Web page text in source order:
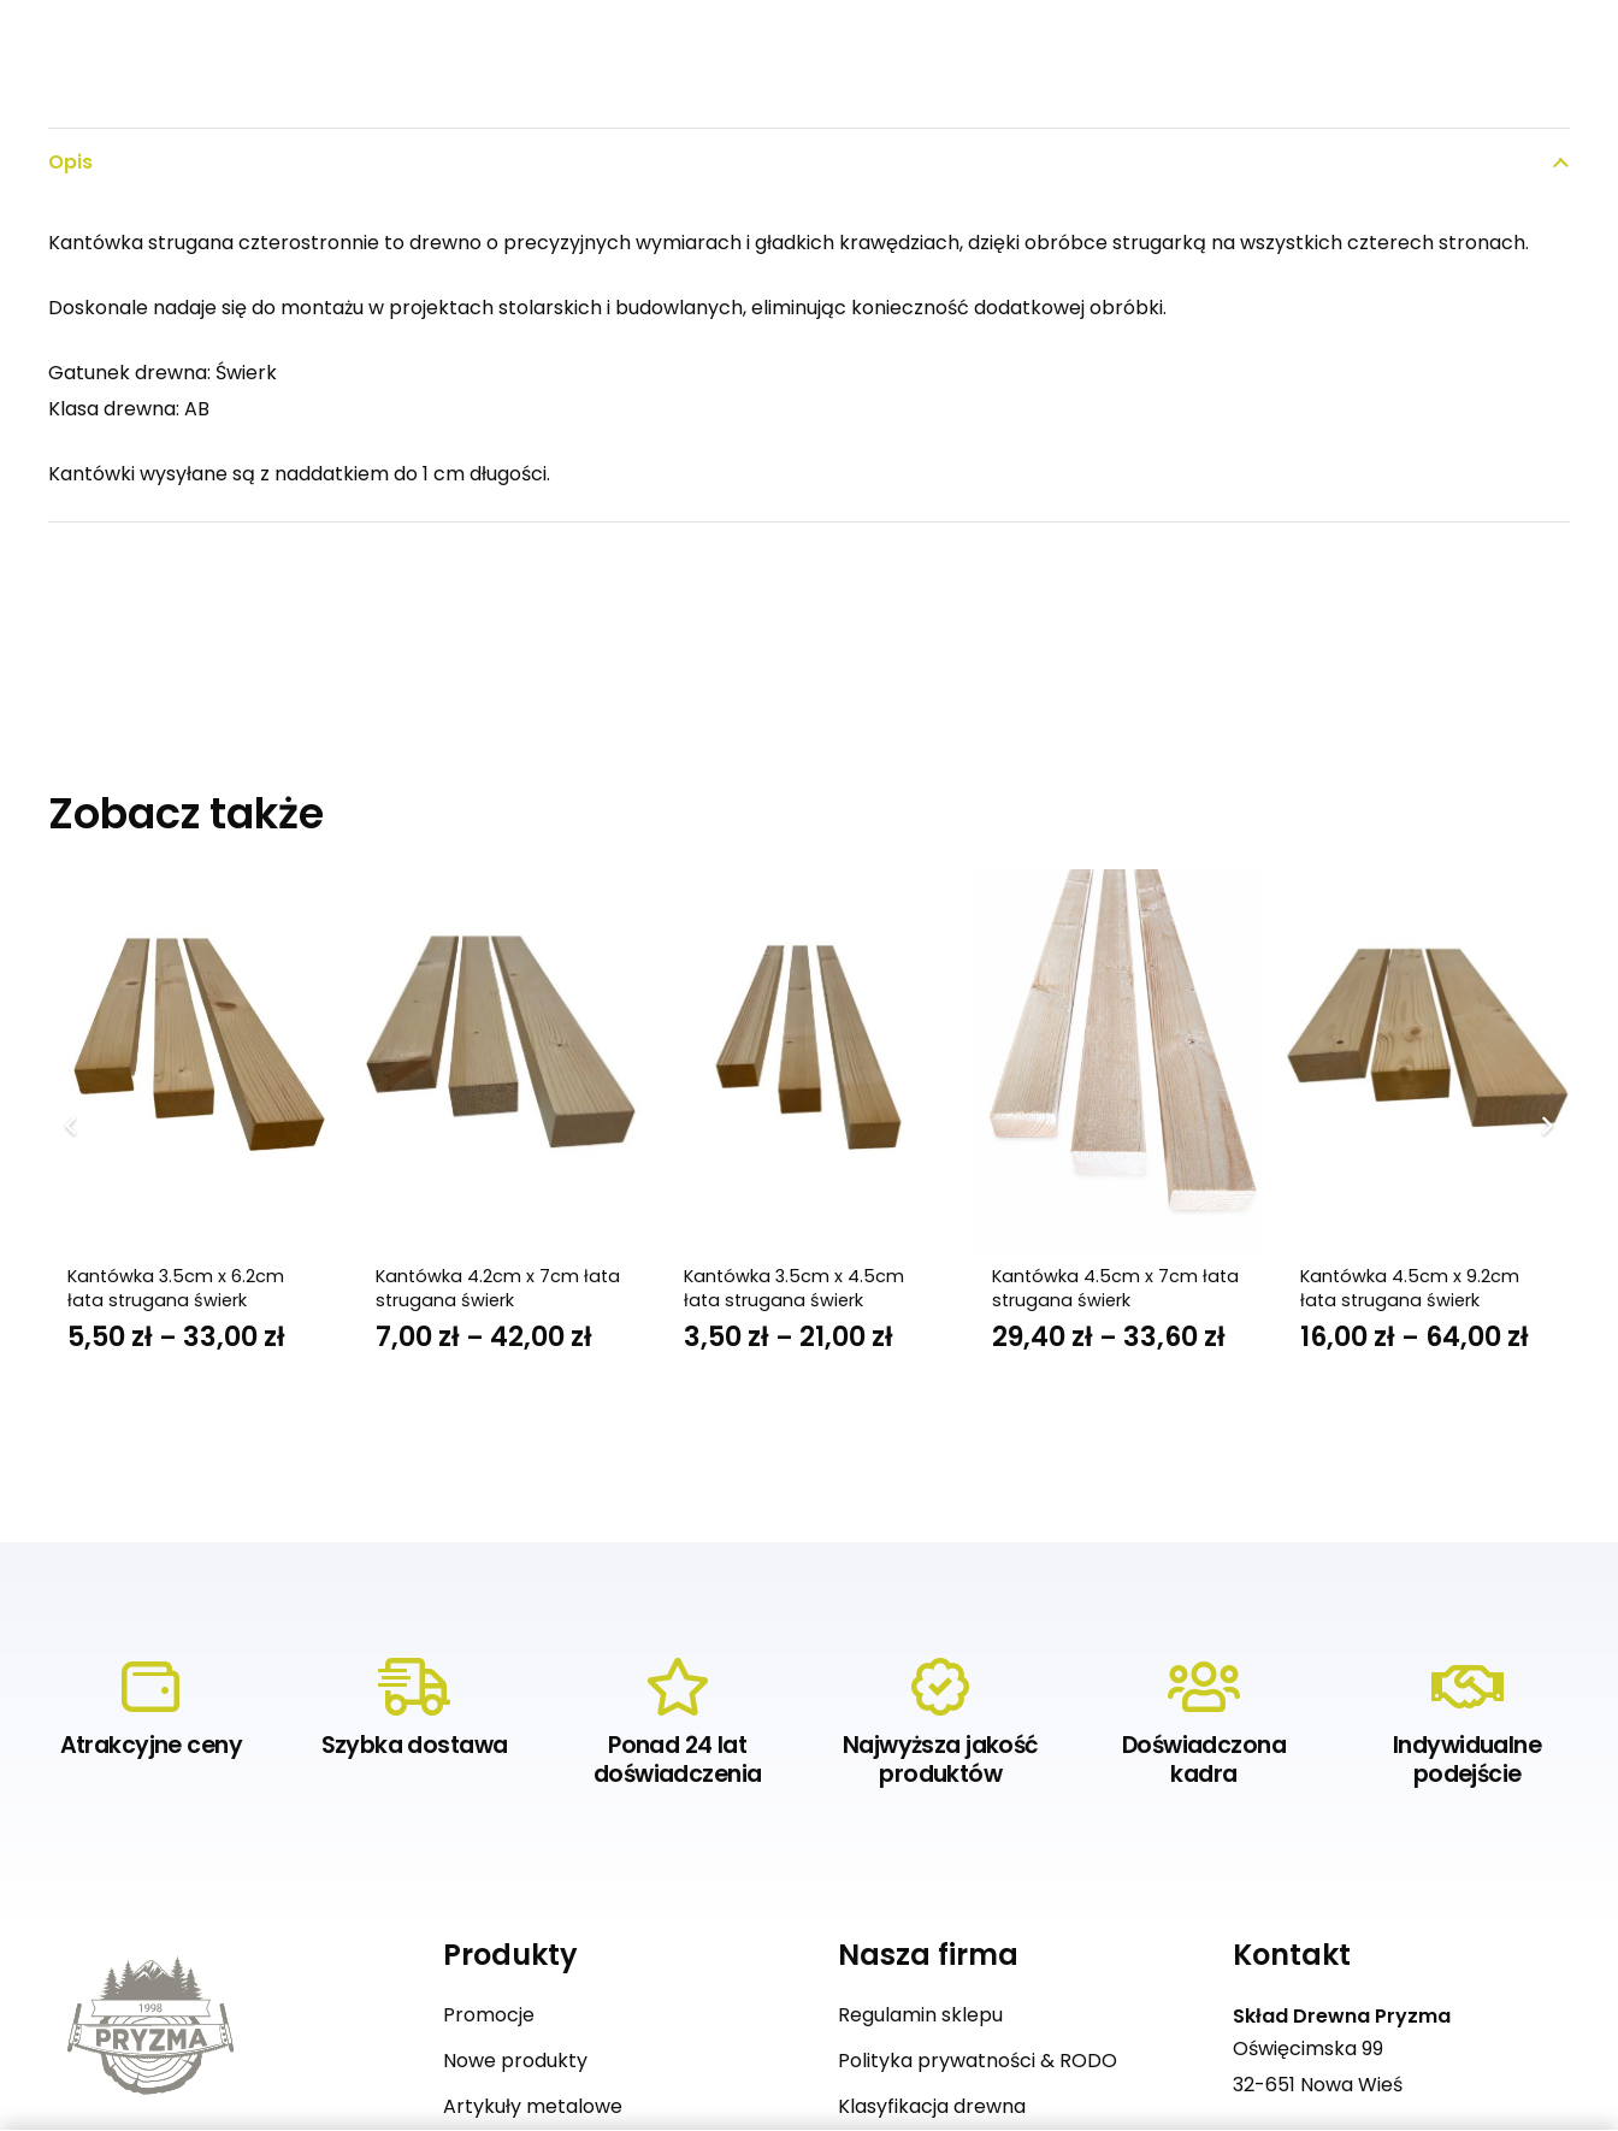
Opis
Kantówka strugana czterostronnie to drewno o precyzyjnych wymiarach i gładkich krawędziach, dzięki obróbce strugarką na wszystkich czterech stronach.
Doskonale nadaje się do montażu w projektach stolarskich i budowlanych, eliminując konieczność dodatkowej obróbki.
Gatunek drewna: Świerk
Klasa drewna: AB
Kantówki wysyłane są z naddatkiem do 1 cm długości.
Zobacz także
Kantówka 3.5cm x 6.2cm
łata strugana świerk
5,50zł – 33,00złZakres
Kantówka 4.2cm x 7cm łata
strugana świerk
7,00zł – 42,00złZakres
Kantówka 3.5cm x 4.5cm
łata strugana świerk
3,50zł – 21,00złZakres
Kantówka 4.5cm x 7cm łata
strugana świerk
29,40zł – 33,60złZakres
Kantówka 4.5cm x 9.2cm
łata strugana świerk
16,00zł – 64,00złZakres
Atrakcyjne ceny Szybka dostawa
Ponad 24 lat
doświadczenia
Najwyższa jakość
produktów
Doświadczona
kadra
Indywidualne
podejście
Produkty
Promocje
Nowe produkty
Artykuły metalowe
Nasza firma
Regulamin sklepu
Polityka prywatności & RODO
Klasyfikacja drewna
Kontakt
Skład Drewna Pryzma
Oświęcimska 99
32-651 Nowa Wieś